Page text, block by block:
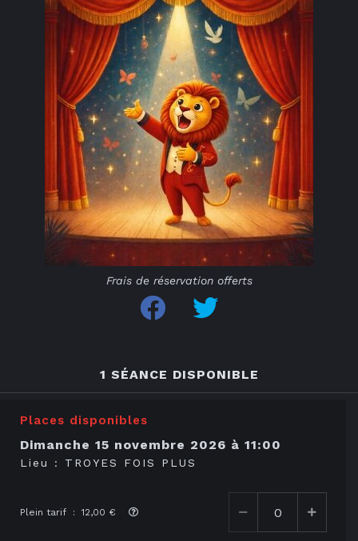
Frais de réservation offerts
1 SÉANCE DISPONIBLE
Places disponibles
dimanche 15 novembre 2026 à 11:00
Lieu : TROYES FOIS PLUS
Plein tarif : 12,00 €